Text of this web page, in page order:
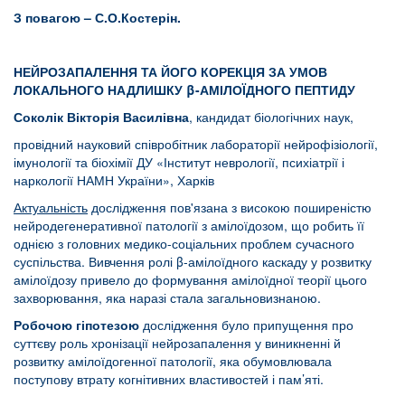
З повагою – С.О.Костерін.
НЕЙРОЗАПАЛЕННЯ ТА ЙОГО КОРЕКЦІЯ ЗА УМОВ
ЛОКАЛЬНОГО НАДЛИШКУ β-АМІЛОЇДНОГО ПЕПТИДУ
Соколік Вікторія Василівна, кандидат біологічних наук,
провідний науковий співробітник лабораторії нейрофізіології,
імунології та біохімії ДУ «Інститут неврології, психіатрії і
наркології НАМН України», Харків
Актуальність дослідження пов'язана з високою поширеністю
нейродегенеративної патології з амілоїдозом, що робить її
однією з головних медико-соціальних проблем сучасного
суспільства. Вивчення ролі β-амілоїдного каскаду у розвитку
амілоїдозу привело до формування амілоїдної теорії цього
захворювання, яка наразі стала загальновизнаною.
Робочою гіпотезою дослідження було припущення про
суттєву роль хронізації нейрозапалення у виникненні й
розвитку амілоїдогенної патології, яка обумовлювала
поступову втрату когнітивних властивостей і пам’яті.